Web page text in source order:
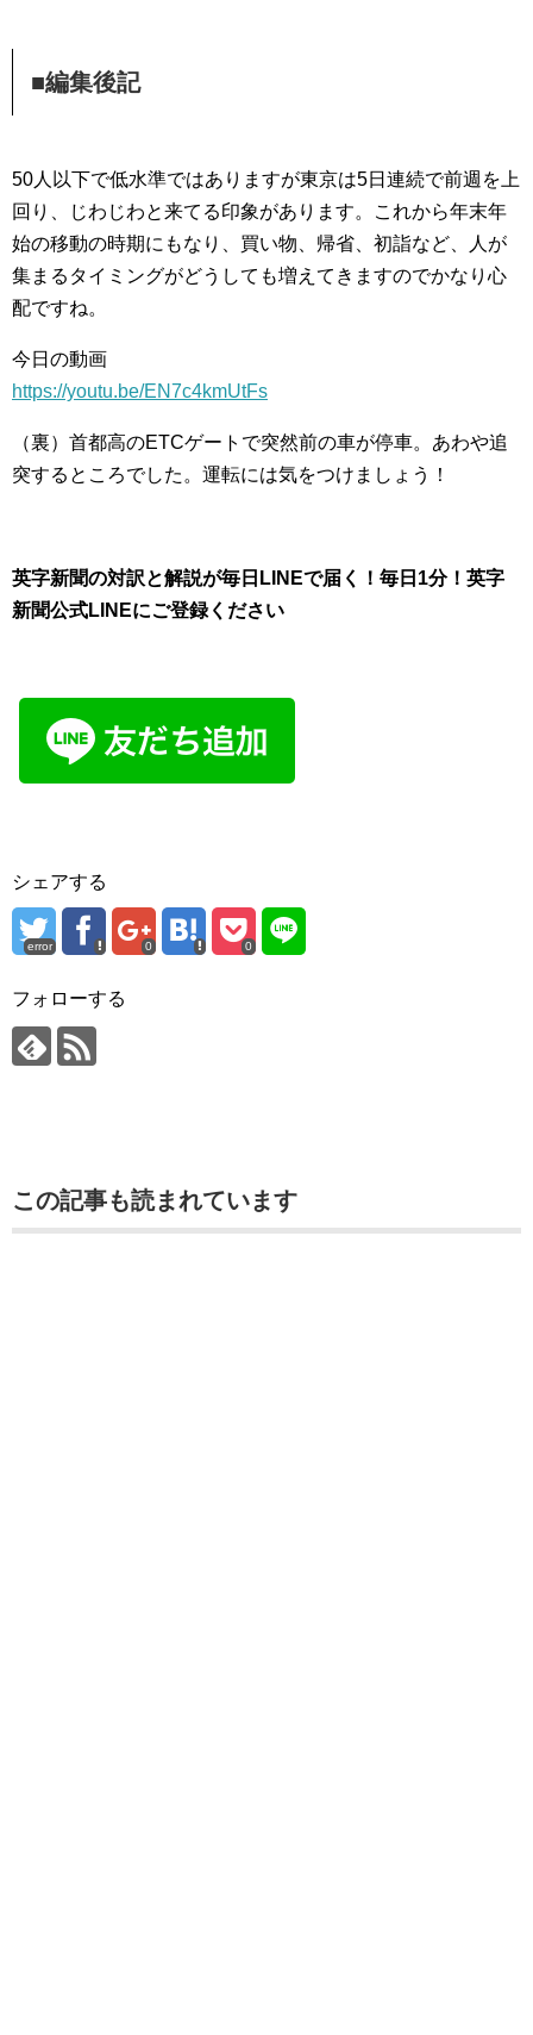
■編集後記
50人以下で低水準ではありますが東京は5日連続で前週を上
回り、じわじわと来てる印象があります。これから年末年
始の移動の時期にもなり、買い物、帰省、初詣など、人が
集まるタイミングがどうしても増えてきますのでかなり心
配ですね。
今日の動画
https://youtu.be/EN7c4kmUtFs
（裏）首都高のETCゲートで突然前の車が停車。あわや追
突するところでした。運転には気をつけましょう！
英字新聞の対訳と解説が毎日LINEで届く！毎日1分！英字
新聞公式LINEにご登録ください
シェアする
error 0 0
フォローする
この記事も読まれています